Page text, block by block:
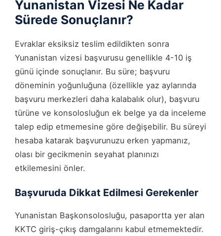
Yunanistan Vizesi Ne Kadar
Sürede Sonuçlanır?
Evraklar eksiksiz teslim edildikten sonra
Yunanistan vizesi başvurusu genellikle 4-10 iş
günü içinde sonuçlanır. Bu süre; başvuru
döneminin yoğunluğuna (özellikle yaz aylarında
başvuru merkezleri daha kalabalık olur), başvuru
türüne ve konsolosluğun ek belge ya da inceleme
talep edip etmemesine göre değişebilir. Bu süreyi
hesaba katarak başvurunuzu erken yapmanız,
olası bir gecikmenin seyahat planınızı
etkilemesini önler.
Başvuruda Dikkat Edilmesi Gerekenler
Yunanistan Başkonsolosluğu, pasaportta yer alan
KKTC giriş-çıkış damgalarını kabul etmemektedir.